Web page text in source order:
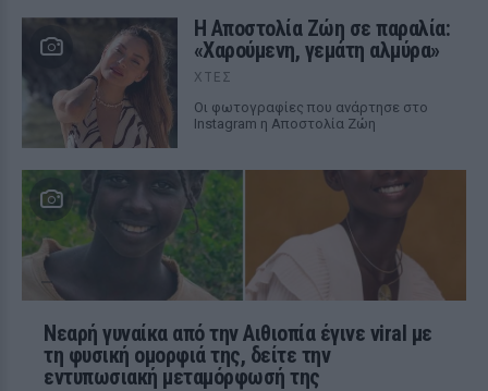
Η Αποστολία Ζώη σε παραλία:
«Χαρούμενη, γεμάτη αλμύρα»
ΧΤΕΣ
Οι φωτογραφίες που ανάρτησε στο
Instagram η Αποστολία Ζώη
Νεαρή γυναίκα από την Αιθιοπία έγινε viral με
τη φυσική ομορφιά της, δείτε την
εντυπωσιακή μεταμόρφωσή της